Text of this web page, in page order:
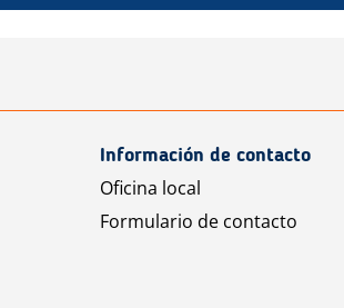
Información de contacto
Oficina local
Formulario de contacto